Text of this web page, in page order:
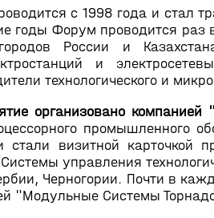
с 1998 года и стал
годы Форум проводится раз
России и
и
технологического и
организовано
промышленного
стали визитной карточкой
управления
Черногории. Почти в
"Модульные Системы